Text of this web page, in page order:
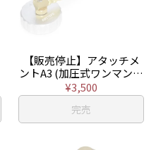
【販売停止】アタッチメ
ントA3 (加圧式ワンマンブ
リーダー用)
¥3,500
完売